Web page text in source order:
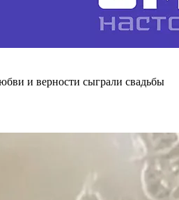
и верности сыграли свадьбы